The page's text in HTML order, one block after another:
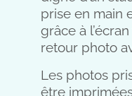
prise en main
grâce à
retour photo
Les photos
être